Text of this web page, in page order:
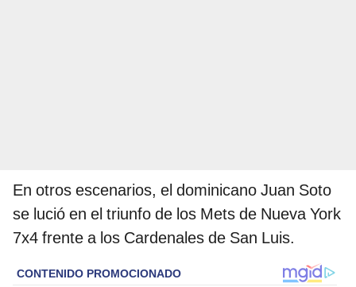
En otros escenarios, el dominicano Juan Soto
se lució en el triunfo de los Mets de Nueva York
7x4 frente a los Cardenales de San Luis.